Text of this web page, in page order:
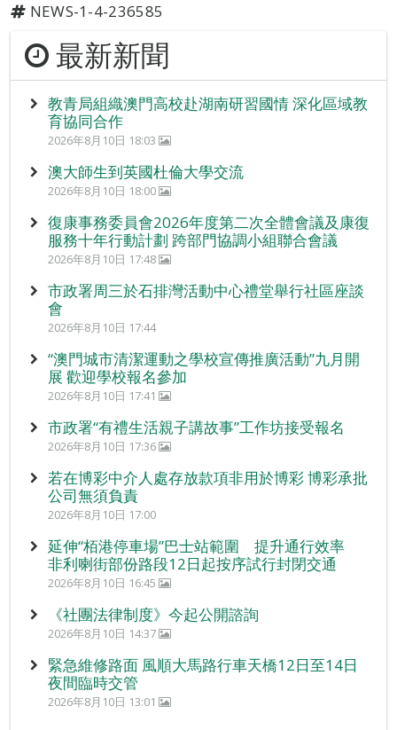
NEWS-1-4-236585
最新新聞
教青局組織澳門高校赴湖南研習國情 深化區域教
育協同合作
2026年8月10日 18:03
澳大師生到英國杜倫大學交流
2026年8月10日 18:00
復康事務委員會2026年度第二次全體會議及康復
服務十年行動計劃 跨部門協調小組聯合會議
2026年8月10日 17:48
市政署周三於石排灣活動中心禮堂舉行社區座談
會
2026年8月10日 17:44
“澳門城市清潔運動之學校宣傳推廣活動”九月開
展 歡迎學校報名參加
2026年8月10日 17:41
市政署“有禮生活親子講故事”工作坊接受報名
2026年8月10日 17:36
若在博彩中介人處存放款項非用於博彩 博彩承批
公司無須負責
2026年8月10日 17:00
延伸“栢港停車場”巴士站範圍 提升通行效率
非利喇街部份路段12日起按序試行封閉交通
2026年8月10日 16:45
《社團法律制度》今起公開諮詢
2026年8月10日 14:37
緊急維修路面 風順大馬路行車天橋12日至14日
夜間臨時交管
2026年8月10日 13:01